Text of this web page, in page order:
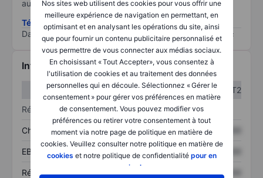
Nos sites web utilisent des cookies pour vous offrir une
meilleure expérience de navigation en permettant, en
optimisant et en analysant les opérations du site, ainsi
que pour fournir un contenu publicitaire personnalisé et
vous permettre de vous connecter aux médias sociaux.
En choisissant « Tout Accepter», vous consentez à
l'utilisation de cookies et au traitement des données
personnelles qui en découle. Sélectionnez « Gérer le
consentement » pour gérer vos préférences en matière
de consentement. Vous pouvez modifier vos
préférences ou retirer votre consentement à tout
moment via notre page de politique en matière de
cookies. Veuillez consulter notre politique en matière de
cookies et notre politique de confidentialité pour en
savoir plus
au risque le plus élevé).
Télécharger la méthodologie ESG (en anglais)
Data provided by
/
Informations financières
T1
T2
Résultats
Chiffre d’affaires XXXXXXX XXXXXXX
EBITDA XXXXXXX
Résultat net XXXXXXX XXXXXXX